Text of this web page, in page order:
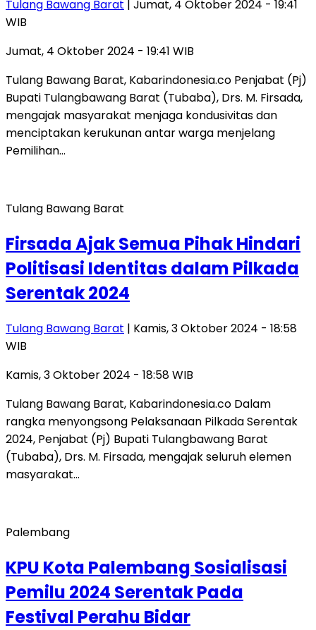
Tulang Bawang Barat | Jumat, 4 Oktober 2024 - 19:41
WIB
Jumat, 4 Oktober 2024 - 19:41 WIB
Tulang Bawang Barat, Kabarindonesia.co Penjabat (Pj)
Bupati Tulangbawang Barat (Tubaba), Drs. M. Firsada,
mengajak masyarakat menjaga kondusivitas dan
menciptakan kerukunan antar warga menjelang
Pemilihan…
Tulang Bawang Barat
Firsada Ajak Semua Pihak Hindari
Politisasi Identitas dalam Pilkada
Serentak 2024
Tulang Bawang Barat | Kamis, 3 Oktober 2024 - 18:58
WIB
Kamis, 3 Oktober 2024 - 18:58 WIB
Tulang Bawang Barat, Kabarindonesia.co Dalam
rangka menyongsong Pelaksanaan Pilkada Serentak
2024, Penjabat (Pj) Bupati Tulangbawang Barat
(Tubaba), Drs. M. Firsada, mengajak seluruh elemen
masyarakat…
Palembang
KPU Kota Palembang Sosialisasi
Pemilu 2024 Serentak Pada
Festival Perahu Bidar